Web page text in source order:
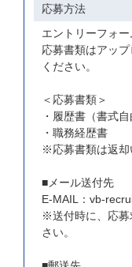
応募方法
エントリーフォー
応募書類はアッ
ください。
＜応募書類＞
・履歴書（書式
・職務経歴書
※応募書類は返却
■メール送付先
E-MAIL：vb-
※送付時に、応募
さい。